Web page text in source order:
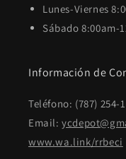
Lunes-Viernes
Sábado 8:00am-
Información de
Teléfono: (787) 254-
Email:
www.wa.link/rrbeci